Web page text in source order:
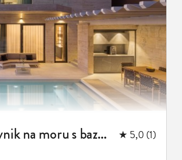
Luksuzna vila Yoko Dubrovnik na moru s bazenom ★ 5,0 (1)